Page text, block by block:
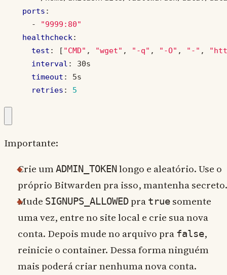
ports :
-
"9999:80"
healthcheck:
test : [ "CMD" , "wget" , "-q" , "-O" , "-" ,
interval :
30s
timeout :
5s
retries : 5
Importante:
Crie umADMIN_TOKENlongo e aleatório. Use o
próprio Bitwarden pra isso, mantenha secreto.
Mude SIGNUPS_ALLOWEDpra truesomente
uma vez, entre no site local e crie sua nova
conta. Depois mude no arquivo pra false,
reinicie o container. Dessa forma ninguém
mais poderá criar nenhuma nova conta.